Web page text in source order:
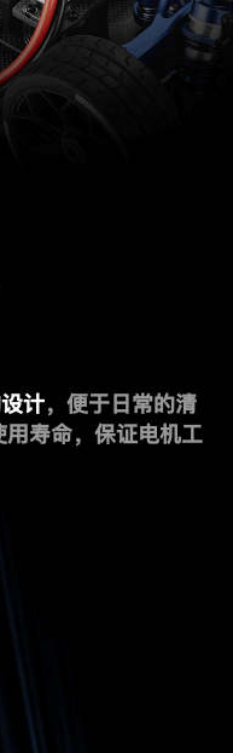
计，便于日常的清
寿命，保证电机工